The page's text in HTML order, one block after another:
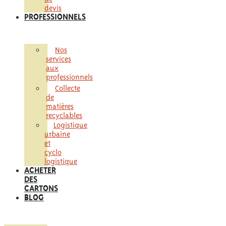
devis
PROFESSIONNELS
Nos
services
aux
professionnels
Collecte
de
matières
recyclables
Logistique
urbaine
et
cyclo
logistique
ACHETER
DES
CARTONS
BLOG